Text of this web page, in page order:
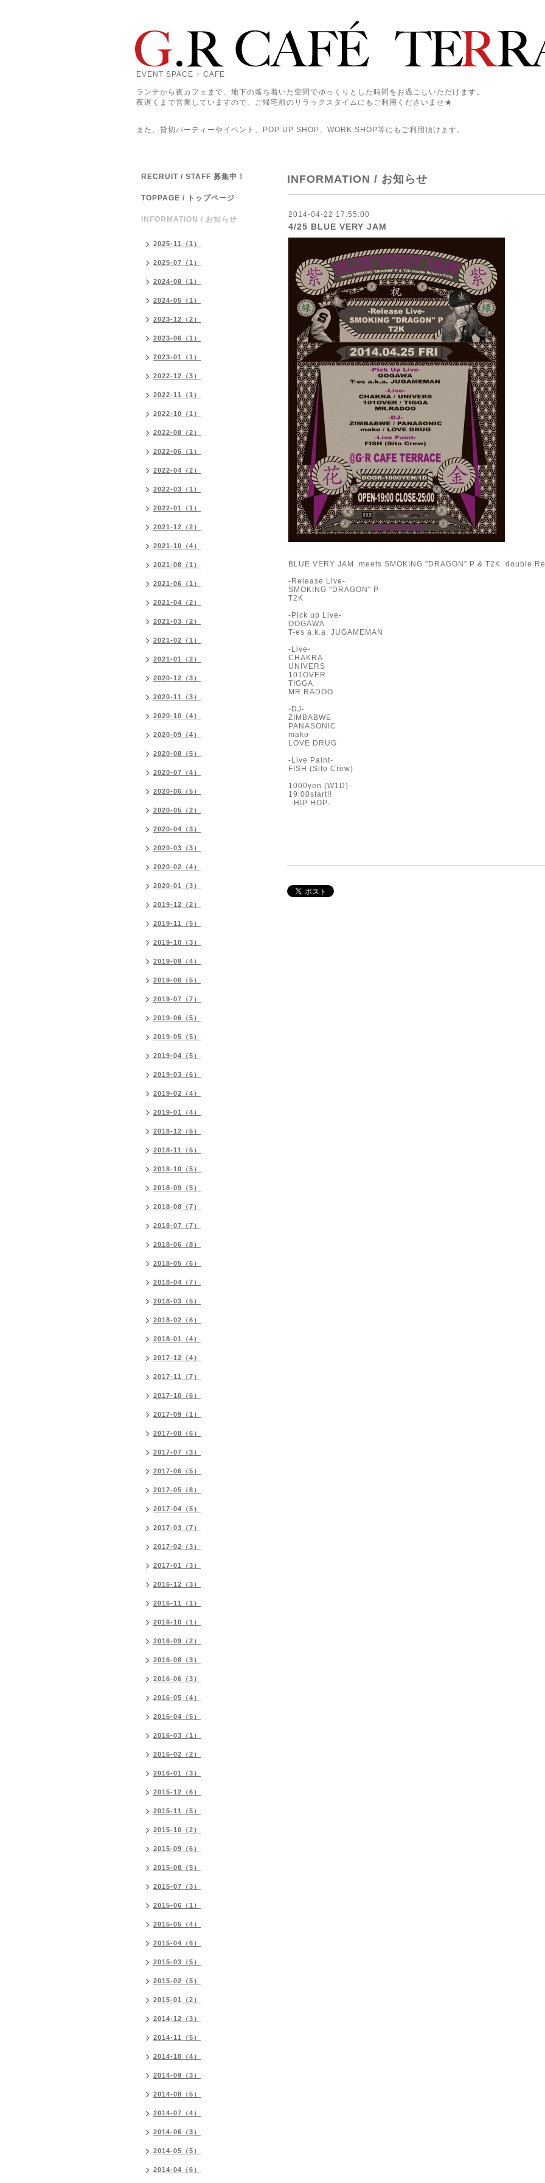
EVENT SPACE + CAFE
ランチから夜カフェまで、地下の落ち着いた空間でゆっくりとした時間をお過ごしいただけます。
夜遅くまで営業していますので、ご帰宅前のリラックスタイムにもご利用くださいませ★
また、貸切パーティーやイベント、POP UP SHOP、WORK SHOP等にもご利用頂けます。
INFORMATION / お知らせ
2014-04-22 17:55:00
4/25 BLUE VERY JAM
BLUE VERY JAM meets SMOKING "DRAGON" P & T2K double
-Release Live-
SMOKING "DRAGON" P
T2K
-Pick up Live-
OOGAWA
T-es a.k.a. JUGAMEMAN
-Live-
CHAKRA
UNIVERS
101OVER
TIGGA
MR.RADOO
-DJ-
ZIMBABWE
PANASONIC
mako
LOVE DRUG
-Live Paint-
FISH (Sito Crew)
1000yen (W1D)
19:00start!!
-HIP HOP-
RECRUIT / STAFF 募集中！
TOPPAGE / トップページ
INFORMATION / お知らせ
2025-11（1）
2025-07（1）
2024-08（1）
2024-05（1）
2023-12（2）
2023-06（1）
2023-01（1）
2022-12（3）
2022-11（1）
2022-10（1）
2022-08（2）
2022-06（1）
2022-04（2）
2022-03（1）
2022-01（1）
2021-12（2）
2021-10（4）
2021-08（1）
2021-06（1）
2021-04（2）
2021-03（2）
2021-02（1）
2021-01（2）
2020-12（3）
2020-11（3）
2020-10（4）
2020-09（4）
2020-08（5）
2020-07（4）
2020-06（5）
2020-05（2）
2020-04（3）
2020-03（3）
2020-02（4）
2020-01（3）
2019-12（2）
2019-11（5）
2019-10（3）
2019-09（4）
2019-08（5）
2019-07（7）
2019-06（5）
2019-05（5）
2019-04（5）
2019-03（6）
2019-02（4）
2019-01（4）
2018-12（5）
2018-11（5）
2018-10（5）
2018-09（5）
2018-08（7）
2018-07（7）
2018-06（8）
2018-05（6）
2018-04（7）
2018-03（5）
2018-02（6）
2018-01（4）
2017-12（4）
2017-11（7）
2017-10（6）
2017-09（1）
2017-08（6）
2017-07（3）
2017-06（5）
2017-05（8）
2017-04（5）
2017-03（7）
2017-02（3）
2017-01（3）
2016-12（3）
2016-11（1）
2016-10（1）
2016-09（2）
2016-08（3）
2016-06（3）
2016-05（4）
2016-04（5）
2016-03（1）
2016-02（2）
2016-01（3）
2015-12（6）
2015-11（5）
2015-10（2）
2015-09（6）
2015-08（5）
2015-07（3）
2015-06（1）
2015-05（4）
2015-04（6）
2015-03（5）
2015-02（5）
2015-01（2）
2014-12（3）
2014-11（5）
2014-10（4）
2014-09（3）
2014-08（5）
2014-07（4）
2014-06（3）
2014-05（5）
2014-04（6）